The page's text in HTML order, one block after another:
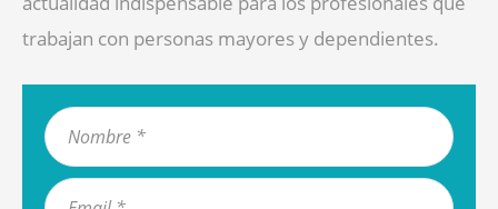
trabajan con personas mayores y dependientes.